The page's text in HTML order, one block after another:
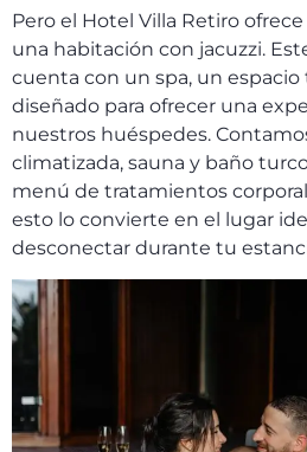
Pero el Hotel Villa Retiro
una habitación con jacuzzi.
cuenta con un spa, un
diseñado para ofrecer una
nuestros huéspedes.
climatizada, sauna y baño
menú de tratamientos
esto lo convierte en el lugar
desconectar durante tu